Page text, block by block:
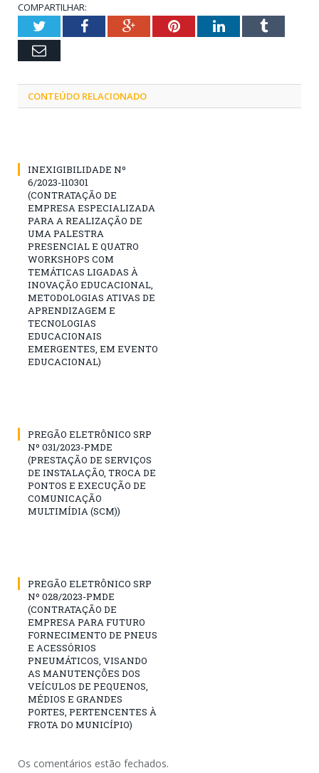
COMPARTILHAR:
TwitterFacebookGoogle+PinterestLinkedInTumblr
Email
CONTEÚDO RELACIONADO
INEXIGIBILIDADE Nº
6/2023-110301
(CONTRATAÇÃO DE
EMPRESA ESPECIALIZADA
PARA A REALIZAÇÃO DE
UMA PALESTRA
PRESENCIAL E QUATRO
WORKSHOPS COM
TEMÁTICAS LIGADAS À
INOVAÇÃO EDUCACIONAL,
METODOLOGIAS ATIVAS DE
APRENDIZAGEM E
TECNOLOGIAS
EDUCACIONAIS
EMERGENTES, EM EVENTO
EDUCACIONAL)
PREGÃO ELETRÔNICO SRP
Nº 031/2023-PMDE
(PRESTAÇÃO DE SERVIÇOS
DE INSTALAÇÃO, TROCA DE
PONTOS E EXECUÇÃO DE
COMUNICAÇÃO
MULTIMÍDIA (SCM))
PREGÃO ELETRÔNICO SRP
Nº 028/2023-PMDE
(CONTRATAÇÃO DE
EMPRESA PARA FUTURO
FORNECIMENTO DE PNEUS
E ACESSÓRIOS
PNEUMÁTICOS, VISANDO
AS MANUTENÇÕES DOS
VEÍCULOS DE PEQUENOS,
MÉDIOS E GRANDES
PORTES, PERTENCENTES À
FROTA DO MUNICÍPIO)
Os comentários estão fechados.